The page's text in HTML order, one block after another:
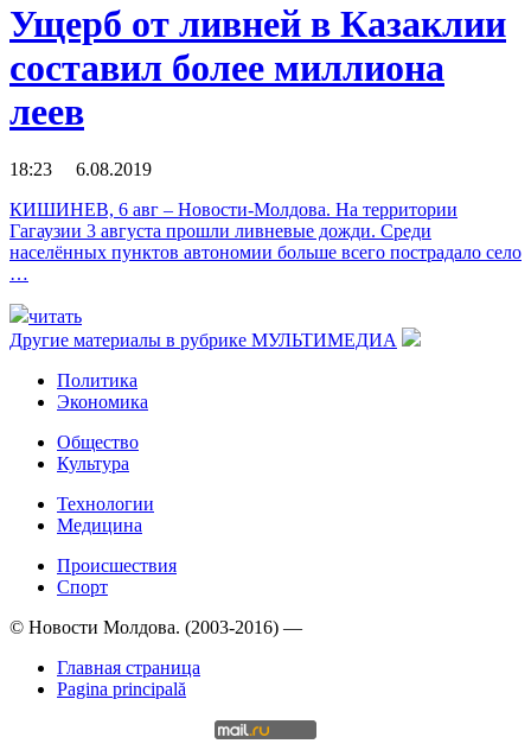
Ущерб от ливней в Казаклии
составил более миллиона
леев
18:23 6.08.2019
КИШИНЕВ, 6 авг – Новости-Молдова. На территории
Гагаузии 3 августа прошли ливневые дожди. Среди
населённых пунктов автономии больше всего пострадало село
…
читать
Другие материалы в рубрике МУЛЬТИМЕДИА
Политика
Экономика
Общество
Культура
Технологии
Медицина
Происшествия
Спорт
© Новости Молдова. (2003-2016) —
Главная страница
Pagina principală